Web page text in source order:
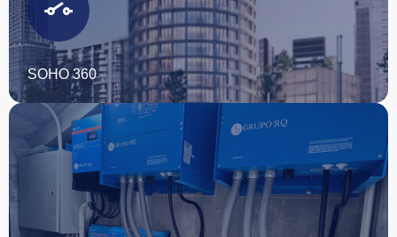
SOHO 360
Comienza tu proyecto con nosotros